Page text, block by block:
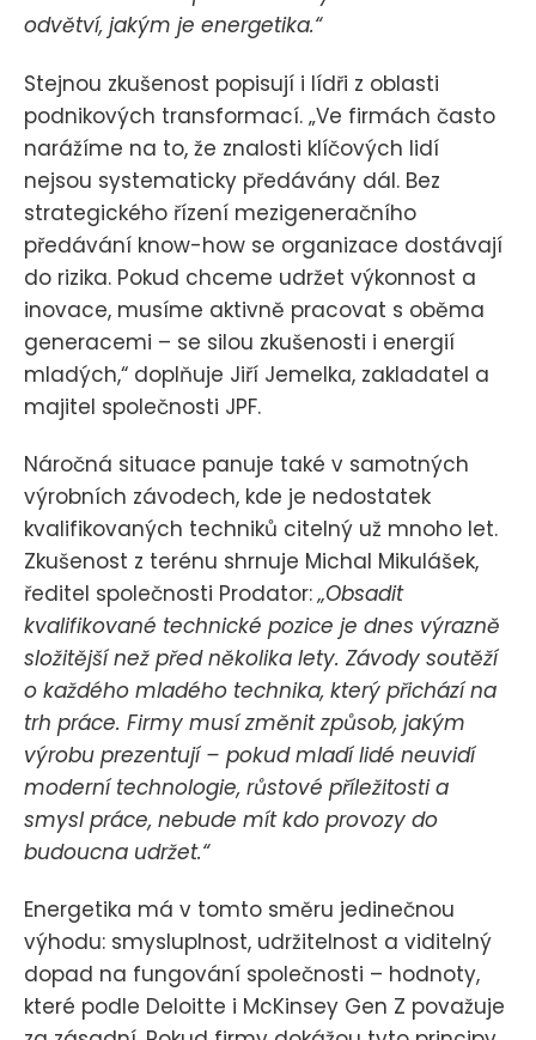
odvětví, jakým je energetika.“
Stejnou zkušenost popisují i lídři z oblasti
podnikových transformací. „Ve firmách často
narážíme na to, že znalosti klíčových lidí
nejsou systematicky předávány dál. Bez
strategického řízení mezigeneračního
předávání know-how se organizace dostávají
do rizika. Pokud chceme udržet výkonnost a
inovace, musíme aktivně pracovat s oběma
generacemi – se silou zkušenosti i energií
mladých,“ doplňuje Jiří Jemelka, zakladatel a
majitel společnosti JPF.
Náročná situace panuje také v samotných
výrobních závodech, kde je nedostatek
kvalifikovaných techniků citelný už mnoho let.
Zkušenost z terénu shrnuje Michal Mikulášek,
ředitel společnosti Prodator:„Obsadit
kvalifikované technické pozice je dnes výrazně
složitější než před několika lety. Závody soutěží
o každého mladého technika, který přichází na
trh práce. Firmy musí změnit způsob, jakým
výrobu prezentují – pokud mladí lidé neuvidí
moderní technologie, růstové příležitosti a
smysl práce, nebude mít kdo provozy do
budoucna udržet.“
Energetika má v tomto směru jedinečnou
výhodu: smysluplnost, udržitelnost a viditelný
dopad na fungování společnosti – hodnoty,
které podle Deloitte i McKinsey Gen Z považuje